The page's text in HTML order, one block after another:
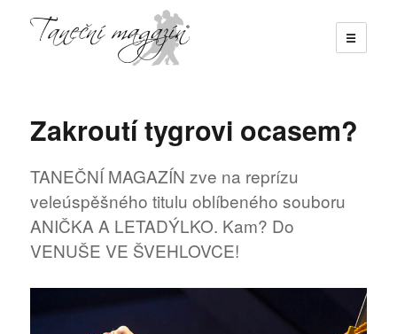
☰
Zakroutí tygrovi ocasem?
TANEČNÍ MAGAZÍN zve na reprízu
veleúspěšného titulu oblíbeného souboru
ANIČKA A LETADÝLKO. Kam? Do
VENUŠE VE ŠVEHLOVCE!